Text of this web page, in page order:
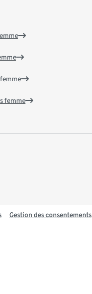
femme
Gestion des consentements